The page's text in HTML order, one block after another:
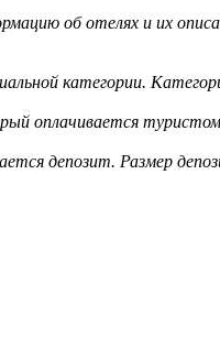
об отелях и их
категории.
оплачивается
депозит. Размер